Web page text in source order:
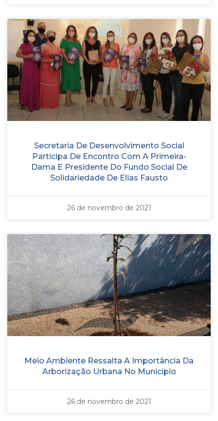
Secretaria De Desenvolvimento Social
Participa De Encontro Com A Primeira-
Dama E Presidente Do Fundo Social De
Solidariedade De Elias Fausto
26 de novembro de 2021
Meio Ambiente Ressalta A Importância Da
Arborização Urbana No Município
26 de novembro de 2021